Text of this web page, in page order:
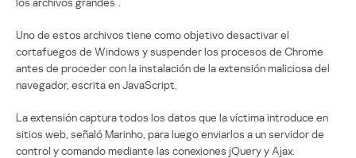
Uno de estos archivos tiene como objetivo desactivar el
cortafuegos de Windows y suspender los procesos de Chrome
antes de proceder con la instalación de la extensión maliciosa del
navegador, escrita en JavaScript.
La extensión captura todos los datos que la víctima introduce en
sitios web, señaló Marinho, para luego enviarlos a un servidor de
control y comando mediante las conexiones jQuery y Ajax.